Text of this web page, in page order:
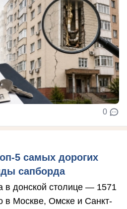
0
5 самых дорогих
сапборда
в донской столице — 1571
в Москве, Омске и Санкт-